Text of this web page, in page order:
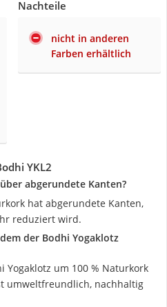
Nachteile
nicht in anderen
Farben erhältlich
‎YKL2
abgerundete Kanten?
hat abgerundete Kanten,
reduziert wird.
der Bodhi Yogaklotz
Yogaklotz um 100 % Naturkork
umweltfreundlich, nachhaltig